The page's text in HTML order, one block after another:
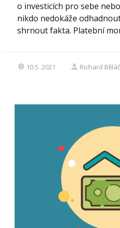
o investicích pro sebe
nikdo nedokáže
shrnout fakta. Platební
10.5. 2021 Richard Běláč